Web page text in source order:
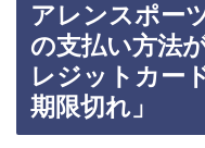
アレンスポー
の支払い方法
レジットカー
期限切れ」